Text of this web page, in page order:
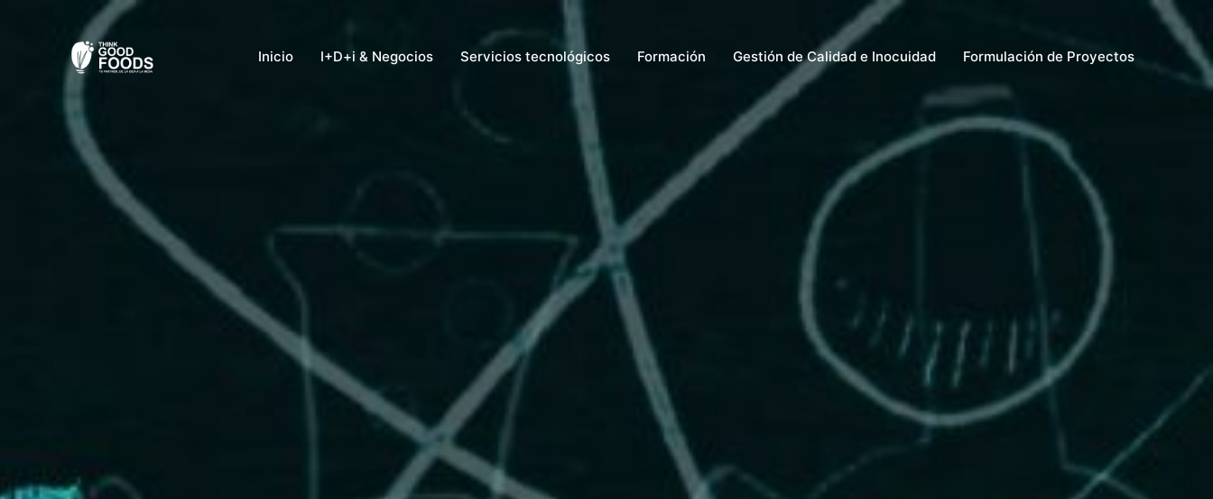
Inicio I+D+i & Negocios Servicios tecnológicos Formación Gestión de Calidad e Inocuidad Formulación de Proyectos